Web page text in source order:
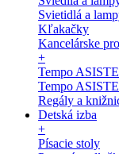
Svietidlá a
Kľakačky
Kancelárske
+
Tempo
Tempo
Regály a
Detská izba
+
Písacie stoly